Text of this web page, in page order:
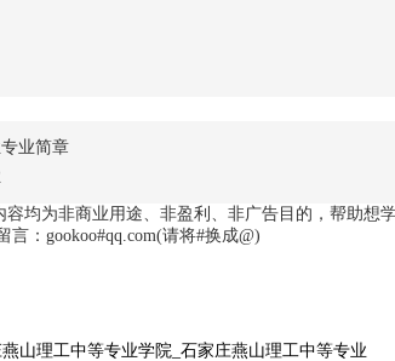
业简章
均为非商业用途、非盈利、非广告目的，帮助想
：gookoo#qq.com(请将#换成@)
山理工中等专业学院_石家庄燕山理工中等专业